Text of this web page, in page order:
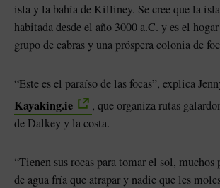
isla y la bahía de Killiney. Se cree que la
habitada desde el año 3000 a.C. y es el
grupo de cabras y una próspera colonia de
“Este es el paraíso de las focas”, explica
Kayaking.ie
, que organiza rutas
de Dalkey y la costa.
“Tienen sus rocas para tomar el sol, muchos
de agua fría que atrapar y nadie que les